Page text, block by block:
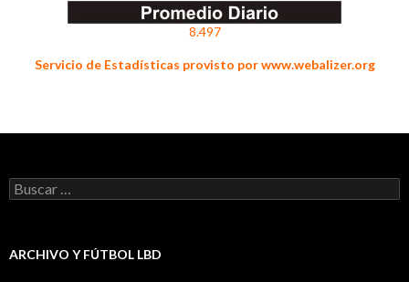
8.497
Servicio de Estadísticas provisto por www.webalizer.org
Buscar:
ARCHIVO Y FÚTBOL LBD